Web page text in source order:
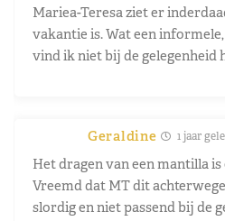
Mariea-Teresa ziet er
vakantie is. Wat een
vind ik niet bij de gelegenheid
Geraldine 1 jaar
Het dragen van een mantilla
Vreemd dat MT dit
slordig en niet passend bij de